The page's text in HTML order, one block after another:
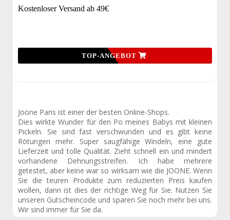
Kostenloser Versand ab 49€
TOP-ANGEBOT
Joone Paris ist einer der besten Online-Shops.
Dies wirkte Wunder für den Po meines Babys mit kleinen
Pickeln. Sie sind fast verschwunden und es gibt keine
Rötungen mehr. Super saugfähige Windeln, eine gute
Lieferzeit und tolle Qualität. Zieht schnell ein und mindert
vorhandene Dehnungsstreifen. Ich habe mehrere
getestet, aber keine war so wirksam wie die JOONE. Wenn
Sie die teuren Produkte zum reduzierten Preis kaufen
wollen, dann ist dies der richtige Weg für Sie. Nutzen Sie
unseren Gutscheincode und sparen Sie noch mehr bei uns.
Wir sind immer für Sie da.